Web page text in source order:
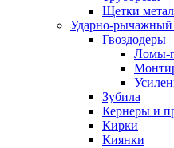
Щетки
Ударно-рычажный
Гвоздодеры
Ломы-
Зубила
Кернеры и
Кирки
Киянки